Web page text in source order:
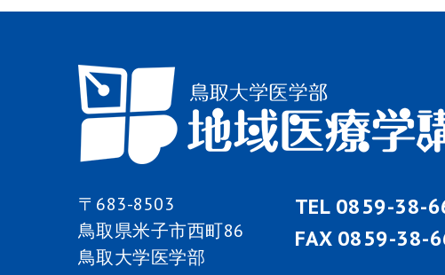
ゲ
ー
シ
ョ
ン
〒683-8503
鳥取県米子市西町86
鳥取大学医学部
TEL 0859-38-
FAX 0859-38-